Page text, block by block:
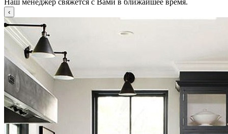
Наш менеджер свяжется с Вами в ближайшее время.